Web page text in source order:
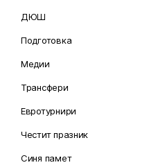
ДЮШ
Подготовка
Медии
Трансфери
Евротурнири
Честит празник
Синя памет